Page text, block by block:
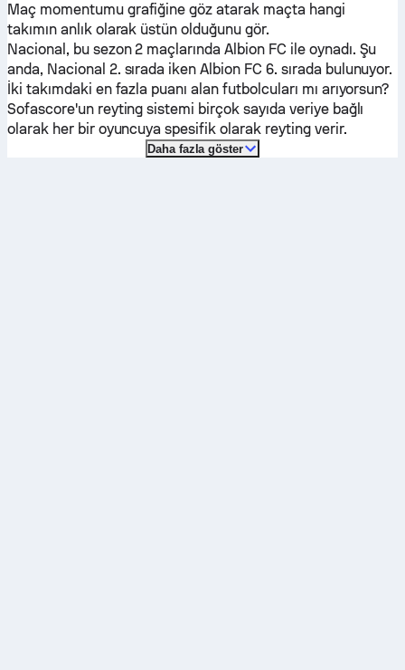
Maç momentumu grafiğine göz atarak maçta hangi
takımın anlık olarak üstün olduğunu gör.
Nacional , bu sezon 2 maçlarındaAlbion FC ile oynadı. Şu
anda, Nacional 2. sırada ikenAlbion FC 6. sırada bulunuyor.
İki takımdaki en fazla puanı alan futbolcuları mı arıyorsun?
Sofascore'un reyting sistemi birçok sayıda veriye bağlı
olarak her bir oyuncuya spesifik olarak reyting verir.
Daha fazla göster